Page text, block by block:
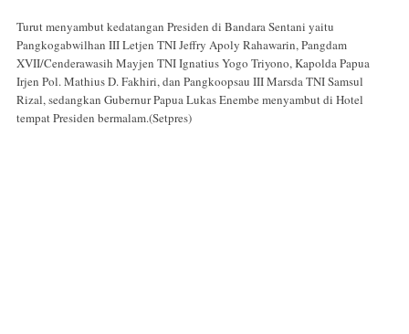
Turut menyambut kedatangan Presiden di Bandara Sentani yaitu
Pangkogabwilhan III Letjen TNI Jeffry Apoly Rahawarin, Pangdam
XVII/Cenderawasih Mayjen TNI Ignatius Yogo Triyono, Kapolda Papua
Irjen Pol. Mathius D. Fakhiri, dan Pangkoopsau III Marsda TNI Samsul
Rizal, sedangkan Gubernur Papua Lukas Enembe menyambut di Hotel
tempat Presiden bermalam.(Setpres)